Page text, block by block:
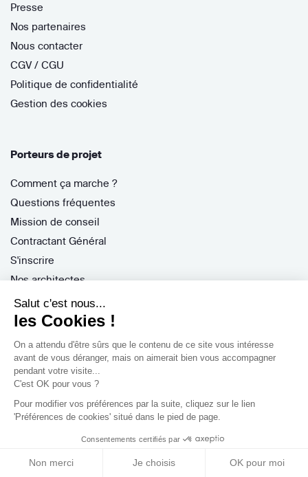
Salut c'est nous...
les Cookies !
On a attendu d'être sûrs que le contenu de ce site vous intéresse
avant de vous déranger, mais on aimerait bien vous accompagner
pendant votre visite...
C'est OK pour vous ?
Pour modifier vos préférences par la suite, cliquez sur le lien
'Préférences de cookies' situé dans le pied de page.
Consentements certifiés par
Non merci Je choisis OK pour moi
Presse
Nos partenaires
Nous contacter
CGV / CGU
Politique de confidentialité
Gestion des cookies
Porteurs de projet
Comment ça marche ?
Questions fréquentes
Mission de conseil
Contractant Général
S'inscrire
Nos architectes
Nos guides
Nos réalisations